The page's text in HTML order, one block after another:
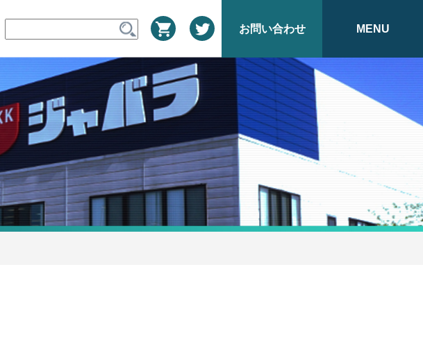
お問い合わせ MENU